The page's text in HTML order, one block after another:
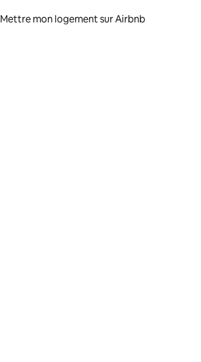
Mettre mon logement sur Airbnb